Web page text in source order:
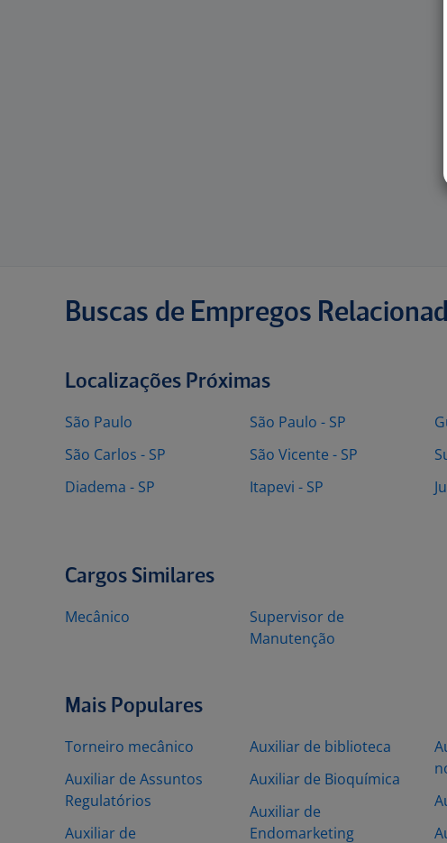
Buscas de Empregos
Localizações Próximas
São Paulo
São Carlos - SP
Diadema - SP
São Paulo - SP
São Vicente - SP
Itapevi - SP
Cargos Similares
Mecânico
Supervisor de
Manutenção
Mais Populares
Torneiro mecânico
Auxiliar de Assuntos
Regulatórios
Auxiliar de
Auxiliar de biblioteca
Auxiliar de Bioquímica
Auxiliar de
Endomarketing